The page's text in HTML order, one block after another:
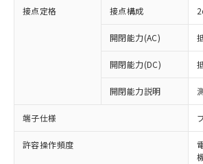
接点定格 接点構成
開閉能力(AC)
開閉能力(DC)
開閉能力説明
端子仕様
許容操作頻度
※1 対応状況
対応済み：EU RoHS指令（
非含有に対応した製品が提供可
す。